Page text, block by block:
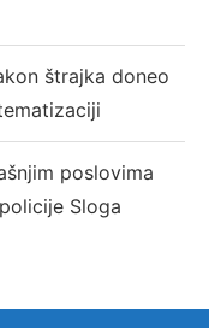
štrajka doneo
poslovima
Sloga